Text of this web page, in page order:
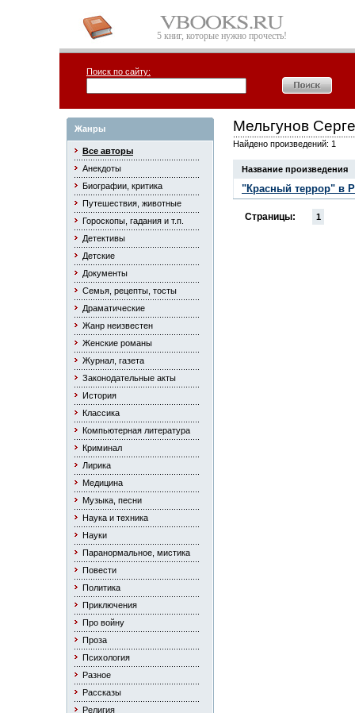
5 книг, которые нужно прочесть!
Поиск по сайту:
Жанры
Все авторы
Анекдоты
Биографии, критика
Путешествия, животные
Гороскопы, гадания и т.п.
Детективы
Детские
Документы
Семья, рецепты, тосты
Драматические
Жанр неизвестен
Женские романы
Журнал, газета
Законодательные акты
История
Классика
Компьютерная литература
Криминал
Лирика
Медицина
Музыка, песни
Наука и техника
Науки
Паранормальное, мистика
Повести
Политика
Приключения
Про войну
Проза
Психология
Разное
Рассказы
Религия
Мельгунов
Найдено произведений: 1
Название произведения
"Красный террор" в
Страницы: 1